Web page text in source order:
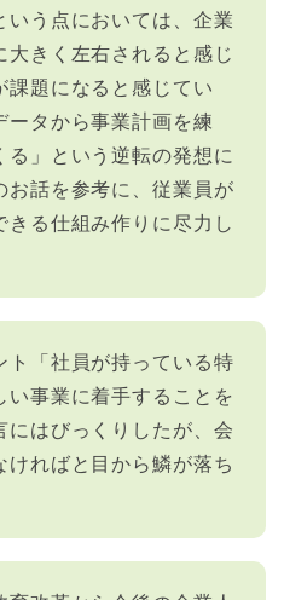
う点においては、企業
きく左右されると感じ
題になると感じてい
タから事業計画を練
」という逆転の発想に
話を参考に、従業員が
る仕組み作りに尽力し
「社員が持っている特
事業に着手することを
はびっくりしたが、会
ればと目から鱗が落ち